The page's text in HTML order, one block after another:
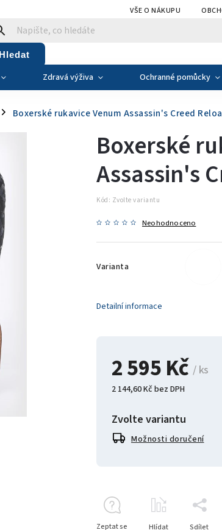
VŠE O NÁKUPU
Hledat
Zdravá výživa Ochranné pomůcky
/ Boxerské rukavice Venum Assassin's Creed
2 595 Kč/ ks
2 144,60 Kč bez DPH
Zvolte variantu
Možnosti doručení
Boxerské
Assassin's
Kód: Zvolte variantu
Neohodnoceno
Varianta
Detailní informace
Zeptat se Hlídat Sdílet